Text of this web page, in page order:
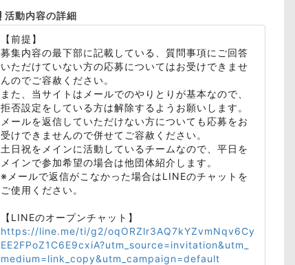
活動内容の詳細
【前提】
募集内容の最下部に記載している、質問事項にご回答
いただけていない方の応募についてはお受けできませ
んのでご容赦ください。
また、当サイトはメールでのやりとりが基本なので、
拒否設定をしている方は解除するようお願いします。
メールを返信していただけない方についても応募をお
受けできませんので併せてご容赦ください。
土日祝をメインに活動しているチームなので、平日を
メインで参加希望の場合は他団体紹介します。
※メールで返信がこなかった場合はLINEのチャットを
ご使用ください。
【LINEのオープンチャット】
https://line.me/ti/g2/oqORZlr3AQ7kYZvmNqv6Cy
EE2FPoZ1C6E9cxiA?utm_source=invitation&utm_
medium=link_copy&utm_campaign=default